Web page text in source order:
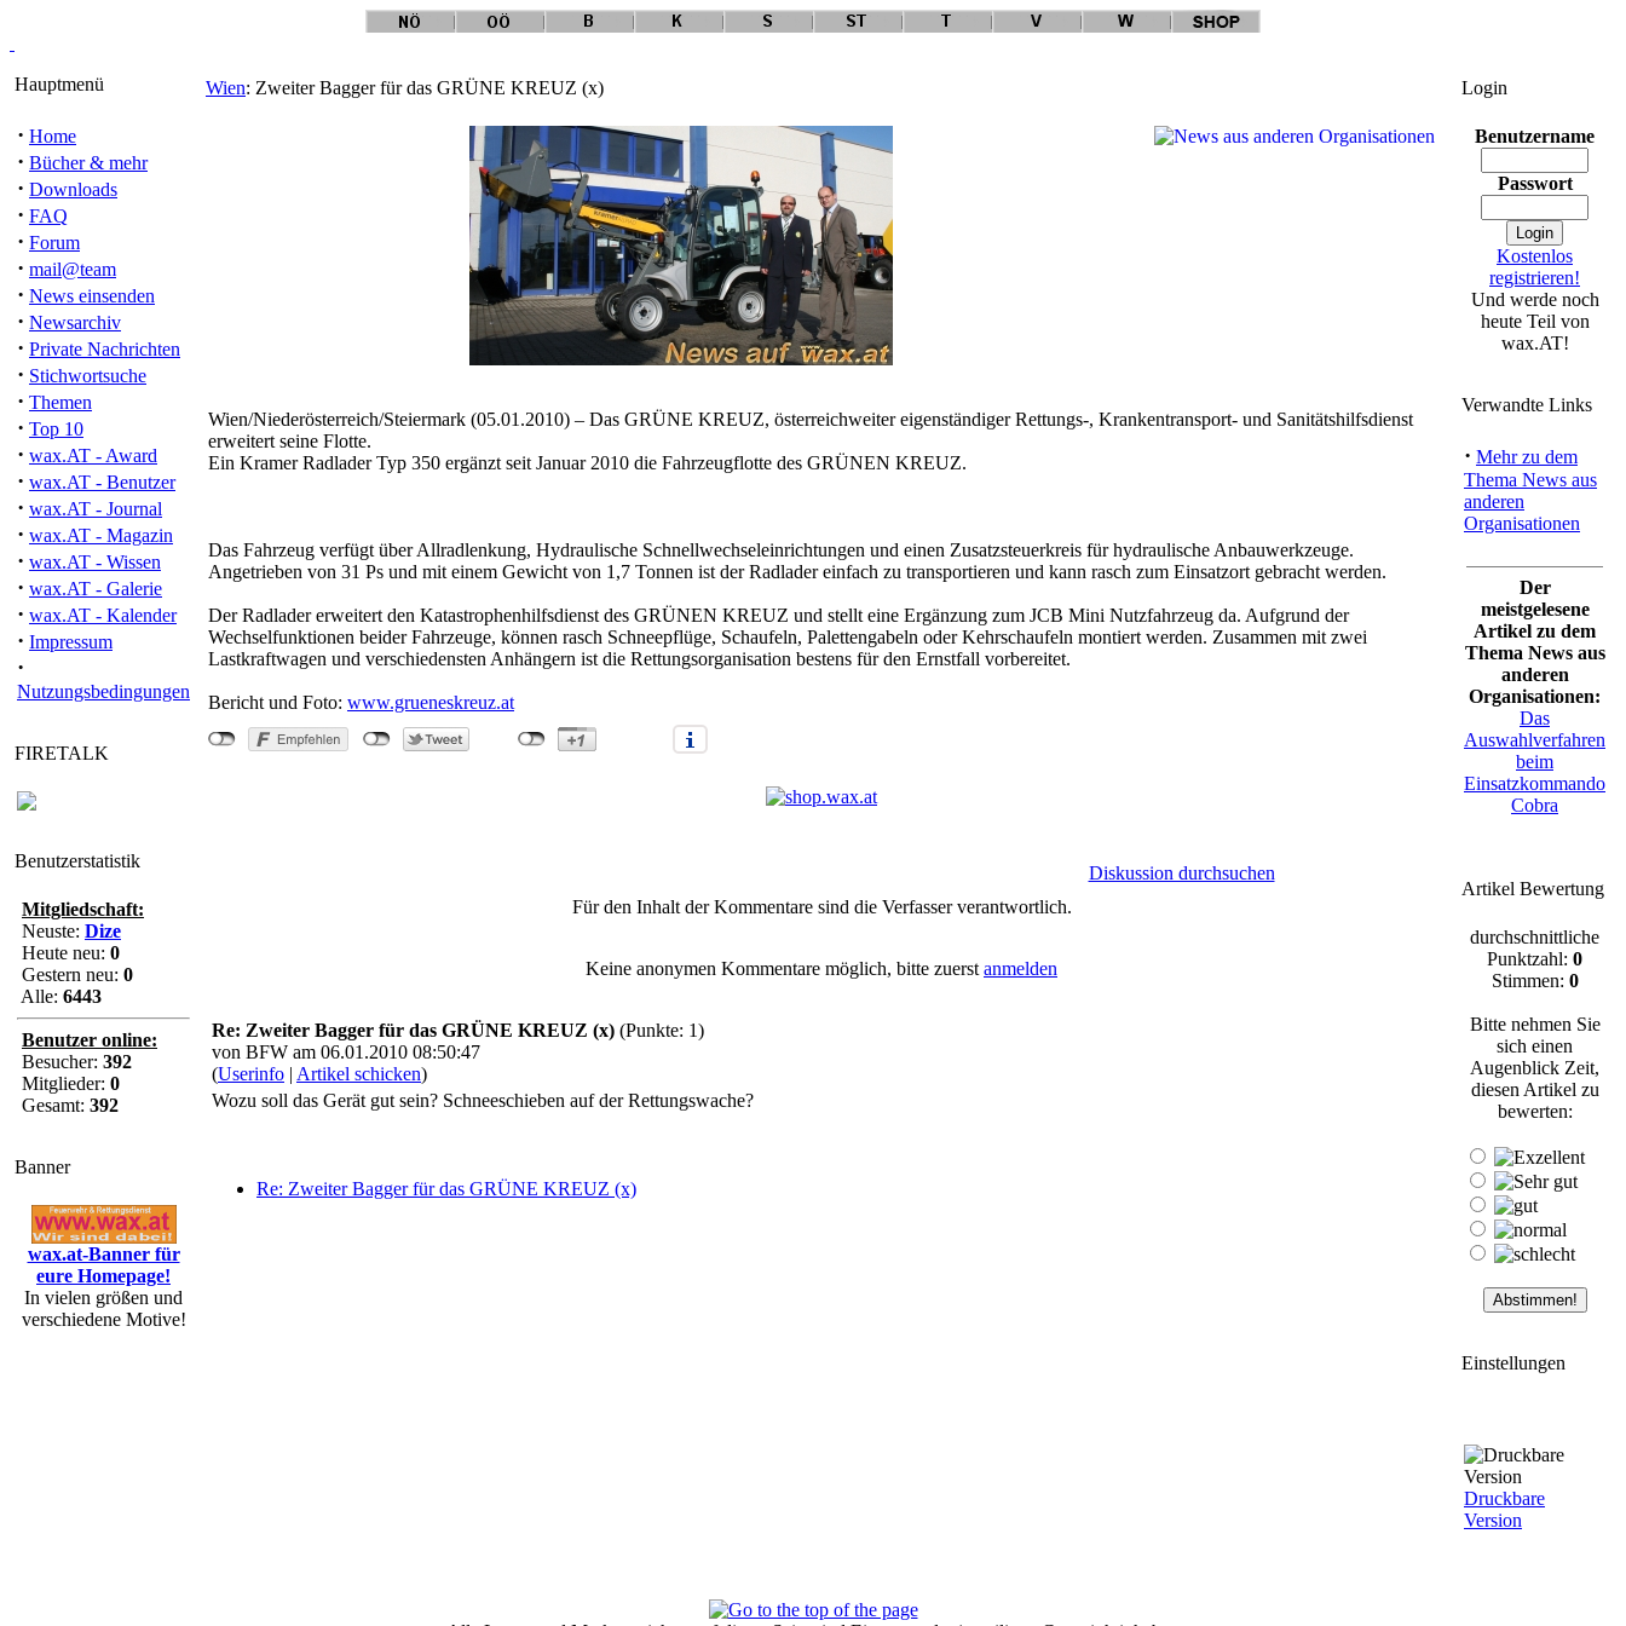
Hauptmenü
· Home
· Bücher & mehr
· Downloads
· FAQ
· Forum
· mail@team
· News einsenden
· Newsarchiv
· Private Nachrichten
· Stichwortsuche
· Themen
· Top 10
· wax.AT - Award
· wax.AT - Benutzer
· wax.AT - Journal
· wax.AT - Magazin
· wax.AT - Wissen
· wax.AT - Galerie
· wax.AT - Kalender
· Impressum
·
Nutzungsbedingungen
FIRETALK
Benutzerstatistik
Mitgliedschaft:
Neuste: Dize
Heute neu: 0
Gestern neu: 0
Alle: 6443
Benutzer online:
Besucher: 392
Mitglieder: 0
Gesamt: 392
Banner
wax.at-Banner für
eure Homepage!
In vielen größen und
verschiedene Motive!
Wien: Zweiter Bagger für das GRÜNE KREUZ (x)
Wien/Niederösterreich/Steiermark (05.01.2010) – Das GRÜNE KREUZ, österreichweiter eigenständiger Rettungs-, Krankentransport- und Sanitätshilfsdienst
erweitert seine Flotte.
Ein Kramer Radlader Typ 350 ergänzt seit Januar 2010 die Fahrzeugflotte des GRÜNEN KREUZ.
Das Fahrzeug verfügt über Allradlenkung, Hydraulische Schnellwechseleinrichtungen und einen Zusatzsteuerkreis für hydraulische Anbauwerkzeuge.
Angetrieben von 31 Ps und mit einem Gewicht von 1,7 Tonnen ist der Radlader einfach zu transportieren und kann rasch zum Einsatzort gebracht werden.
Der Radlader erweitert den Katastrophenhilfsdienst des GRÜNEN KREUZ und stellt eine Ergänzung zum JCB Mini Nutzfahrzeug da. Aufgrund der
Wechselfunktionen beider Fahrzeuge, können rasch Schneepflüge, Schaufeln, Palettengabeln oder Kehrschaufeln montiert werden. Zusammen mit zwei
Lastkraftwagen und verschiedensten Anhängern ist die Rettungsorganisation bestens für den Ernstfall vorbereitet.
Bericht und Foto: www.grueneskreuz.at
Diskussion durchsuchen
Für den Inhalt der Kommentare sind die Verfasser verantwortlich.
Keine anonymen Kommentare möglich, bitte zuerst anmelden
Re: Zweiter Bagger für das GRÜNE KREUZ (x) (Punkte: 1)
von BFW am 06.01.2010 08:50:47
(Userinfo | Artikel schicken)
Wozu soll das Gerät gut sein? Schneeschieben auf der Rettungswache?
Re: Zweiter Bagger für das GRÜNE KREUZ (x)
Login
Benutzername
Passwort
Kostenlos
registrieren!
Und werde noch
heute Teil von
wax.AT!
Verwandte Links
· Mehr zu dem
Thema News aus
anderen
Organisationen
Der
meistgelesene
Artikel zu dem
Thema News aus
anderen
Organisationen:
Das
Auswahlverfahren
beim
Einsatzkommando
Cobra
Artikel Bewertung
durchschnittliche
Punktzahl: 0
Stimmen: 0
Bitte nehmen Sie
sich einen
Augenblick Zeit,
diesen Artikel zu
bewerten:
Einstellungen
Druckbare
Version